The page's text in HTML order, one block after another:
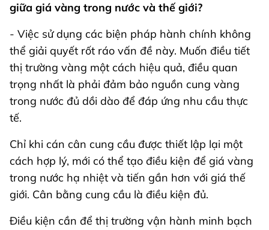
giữa giá vàng trong nước và thế giới?
- Việc sử dụng các biện pháp hành chính không
thể giải quyết rốt ráo vấn đề này. Muốn điều tiết
thị trường vàng một cách hiệu quả, điều quan
trọng nhất là phải đảm bảo nguồn cung vàng
trong nước đủ dồi dào để đáp ứng nhu cầu thực
tế.
Chỉ khi cán cân cung cầu được thiết lập lại một
cách hợp lý, mới có thể tạo điều kiện để giá vàng
trong nước hạ nhiệt và tiến gần hơn với giá thế
giới. Cân bằng cung cầu là điều kiện đủ.
Điều kiện cần để thị trường vận hành minh bạch